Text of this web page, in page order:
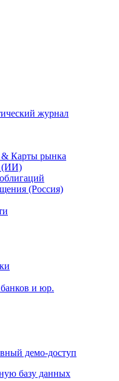
журнал
Карты рынка
(Россия)
и юр.